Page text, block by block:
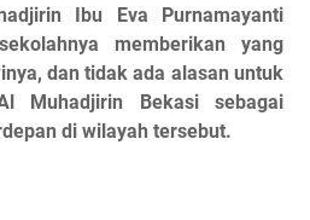
Ibu Eva Purnamayanti
memberikan yang
dan tidak ada alasan untuk
Muhadjirin Bekasi sebagai
di wilayah tersebut.